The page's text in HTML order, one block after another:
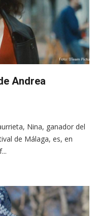
Andrea
Nina, ganador del
de Málaga, es, en